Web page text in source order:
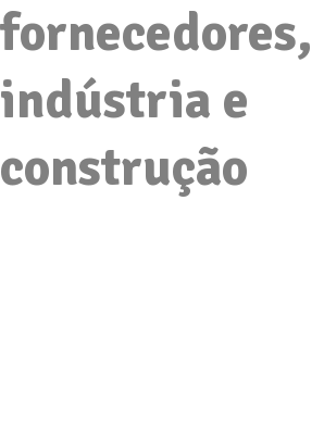
fornecedores,
indústria e
construção